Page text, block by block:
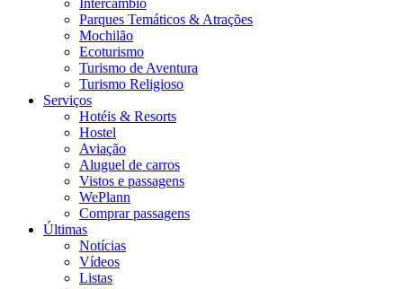
Intercâmbio
Parques Temáticos & Atrações
Mochilão
Ecoturismo
Turismo de Aventura
Turismo Religioso
Serviços
Hotéis & Resorts
Hostel
Aviação
Aluguel de carros
Vistos e passagens
WePlann
Comprar passagens
Últimas
Notícias
Vídeos
Listas